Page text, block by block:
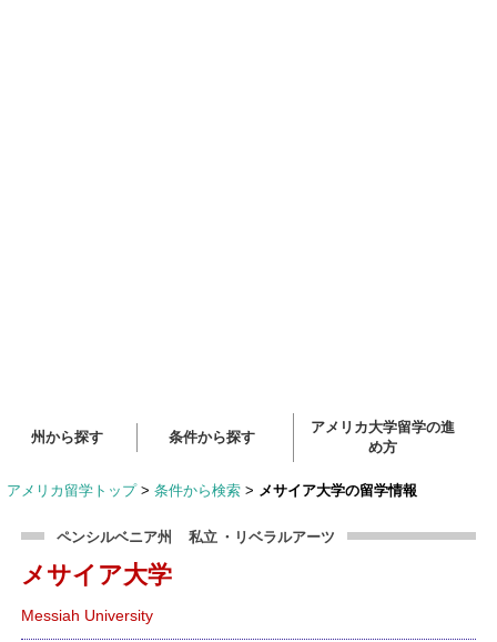
州から探す 条件から探す
アメリカ大学留学の進
め方
アメリカ留学トップ > 条件から検索 > メサイア大学の留学情報
ペンシルベニア州 私立 ・リベラルアーツ
メサイア大学
Messiah University